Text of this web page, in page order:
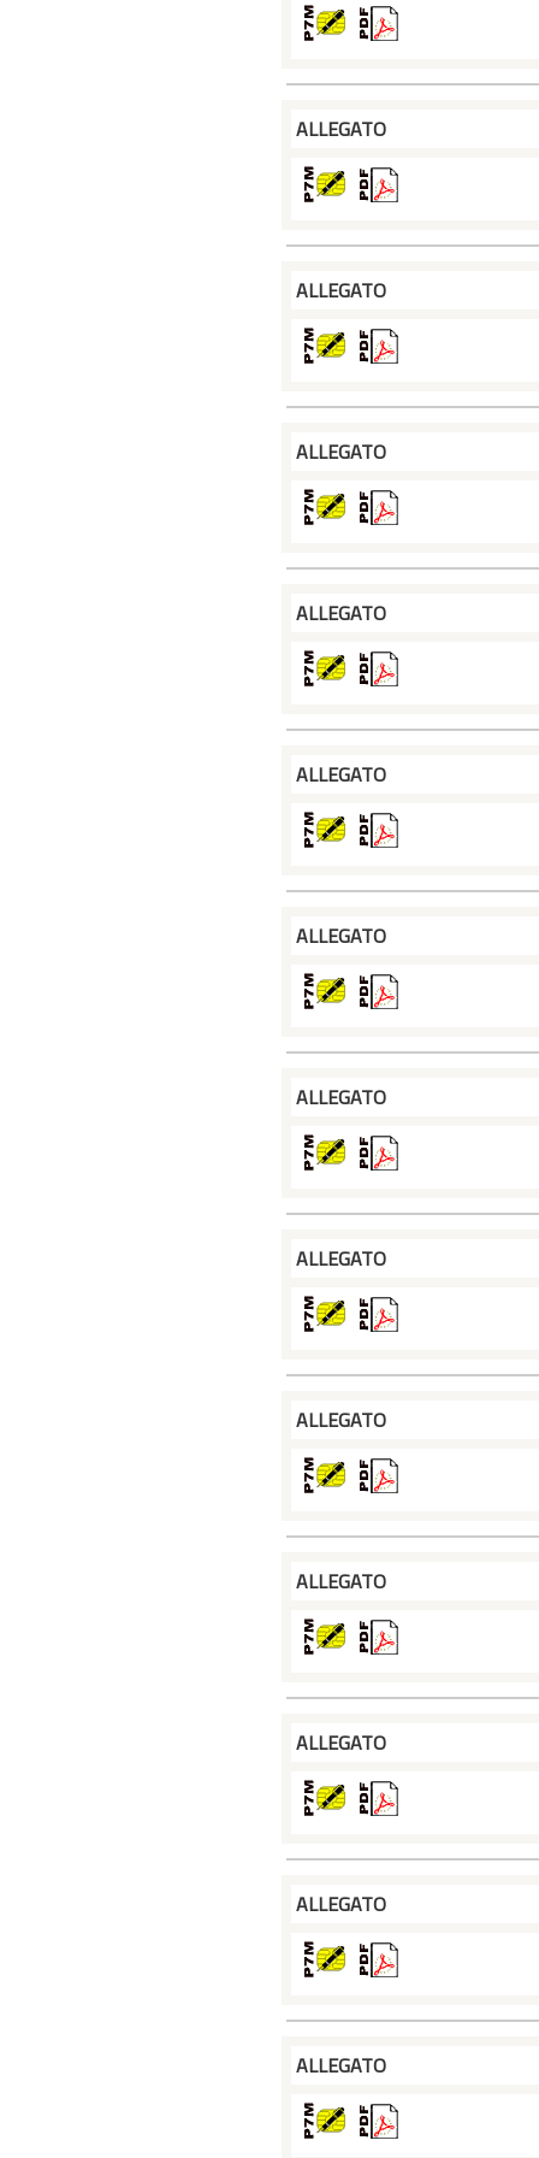
ALLEGATO
ALLEGATO
ALLEGATO
ALLEGATO
ALLEGATO
ALLEGATO
ALLEGATO
ALLEGATO
ALLEGATO
ALLEGATO
ALLEGATO
ALLEGATO
ALLEGATO